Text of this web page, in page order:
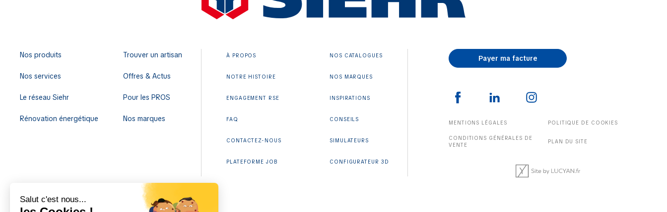
Nos produits
Nos services
Le réseau Siehr
Rénovation énergétique
Trouver un artisan
Offres & Actus
Pour les PROS
Nos marques
À PROPOS
NOTRE HISTOIRE
ENGAGEMENT RSE
FAQ
CONTACTEZ-NOUS
PLATEFORME JOB
NOS CATALOGUES
NOS MARQUES
INSPIRATIONS
CONSEILS
SIMULATEURS
CONFIGURATEUR 3D
Payer ma facture
MENTIONS LÉGALES POLITIQUE DE COOKIES
CONDITIONS GÉNÉRALES DE
VENTE
PLAN DU SITE